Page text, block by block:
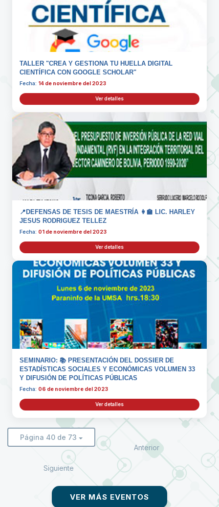
TALLER "CREA Y GESTIONA TU HUELLA DIGITAL
CIENTÍFICA CON GOOGLE SCHOLAR"
Fecha: 14 de noviembre del 2023
Ver detalles
📍DEFENSAS DE TESIS DE MAESTRÍA 👩‍🏫 LIC. HARLEY
JESUS RODRIGUEZ TELLEZ
Fecha: 01 de noviembre del 2023
Ver detalles
SEMINARIO: 📚 PRESENTACIÓN DEL DOSSIER DE
ESTADÍSTICAS SOCIALES Y ECONÓMICAS VOLUMEN 33
Y DIFUSIÓN DE POLÍTICAS PÚBLICAS
Fecha: 06 de noviembre del 2023
Ver detalles
Página 40 de 73
Anterior
Siguiente
VER MÁS EVENTOS